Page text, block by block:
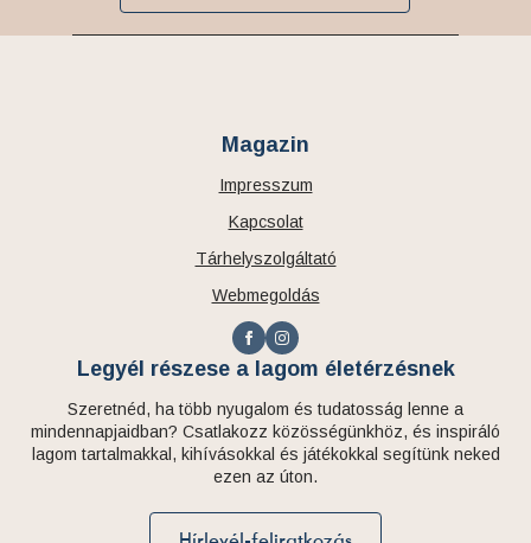
Magazin
Impresszum
Kapcsolat
Tárhelyszolgáltató
Webmegoldás
Legyél részese a lagom életérzésnek
Szeretnéd, ha több nyugalom és tudatosság lenne a
mindennapjaidban? Csatlakozz közösségünkhöz, és inspiráló
lagom tartalmakkal, kihívásokkal és játékokkal segítünk neked
ezen az úton.